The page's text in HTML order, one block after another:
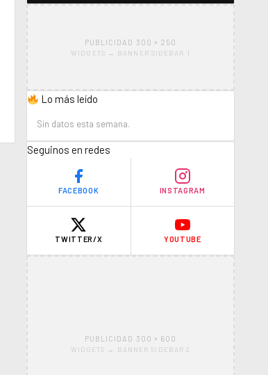
PUBLICIDAD 300 × 250
WIDGETS → BANNER SIDEBAR 1
Lo más leído
Sin datos esta semana.
Seguinos en redes
FACEBOOK INSTAGRAM
TWITTER/X YOUTUBE
PUBLICIDAD 300 × 600
WIDGETS → BANNER SIDEBAR 2